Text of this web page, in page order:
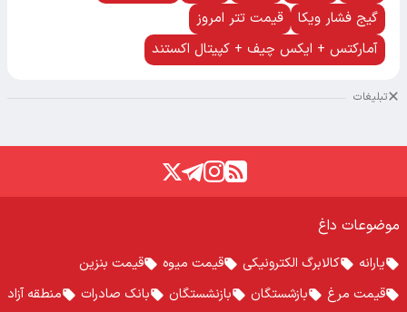
گیج فشار ویکا
قیمت تتر امروز
آمارکتس + ایکس چیف + کپیتال اکستند
تبلیغات
موضوعات داغ
یارانه کالابرگ الکترونیکی قیمت میوه
قیمت بنزین
قیمت مرغ
بازشستگان بازنشستگان بانک صادرات منطقه آزاد